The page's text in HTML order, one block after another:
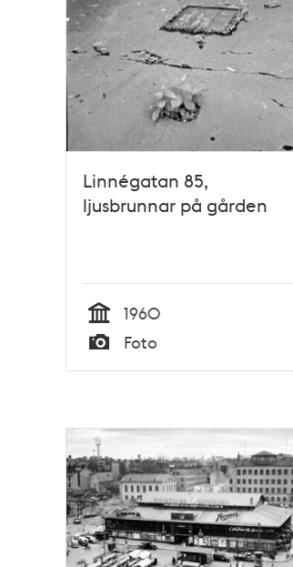
Linnégatan 85,
ljusbrunnar på gården
Tid
1960
Typ
Foto